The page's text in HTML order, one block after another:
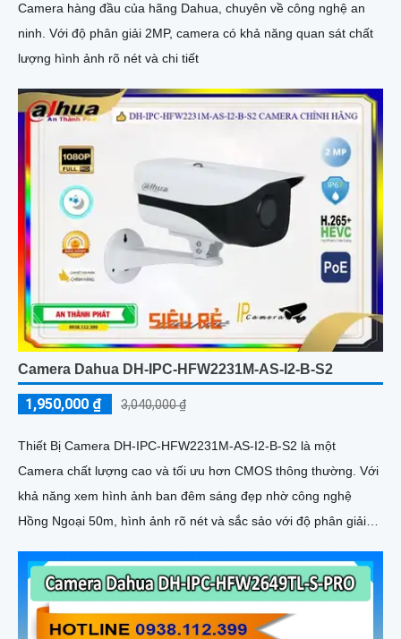
Camera hàng đầu của hãng Dahua, chuyên về công nghệ an
ninh. Với độ phân giải 2MP, camera có khả năng quan sát chất
lượng hình ảnh rõ nét và chi tiết
Camera Dahua DH-IPC-HFW2231M-AS-I2-B-S2
1,950,000 ₫ 3,040,000 ₫
Thiết Bị Camera DH-IPC-HFW2231M-AS-I2-B-S2 là một
Camera chất lượng cao và tối ưu hơn CMOS thông thường. Với
khả năng xem hình ảnh ban đêm sáng đẹp nhờ công nghệ
Hồng Ngoại 50m, hình ảnh rõ nét và sắc sảo với độ phân giải